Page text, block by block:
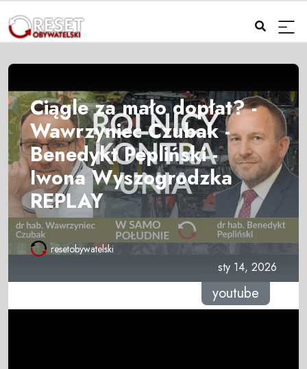
Ciągle za mało dopłat? -
Wawrzyniec Czubak -
Benedykt Pepliński -
Iwona Wyszogrodzka
REPLAY
resetobywatelski
sty 14, 2026
youtube